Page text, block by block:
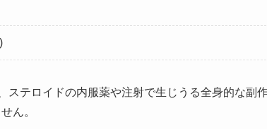
ステロイドの内服薬や注射で生じうる全身的な副
ん。